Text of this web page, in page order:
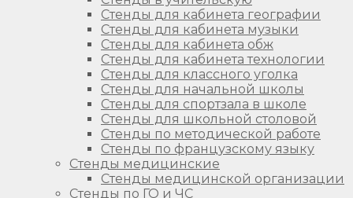
Стенды для кабинета географии
Стенды для кабинета музыки
Стенды для кабинета обж
Стенды для кабинета технологии
Стенды для классного уголка
Стенды для начальной школы
Стенды для спортзала в школе
Стенды для школьной столовой
Стенды по методической работе
Стенды по французскому языку
Стенды медицинские
Стенды медицинской организации
Стенды по ГО и ЧС